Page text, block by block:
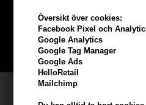
Översikt över cookies:
Facebook Pixel och
Google Analytics
Google Tag Manager
Google Ads
HelloRetail
Mailchimp
Bli en del av vår kundklubb gratis
BLI EN GRATIS MEDLEM HÄR
Kundservice